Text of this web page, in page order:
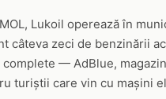
Lukoil operează în
câteva zeci de benzinării
— AdBlue,
turiștii care vin cu mașini